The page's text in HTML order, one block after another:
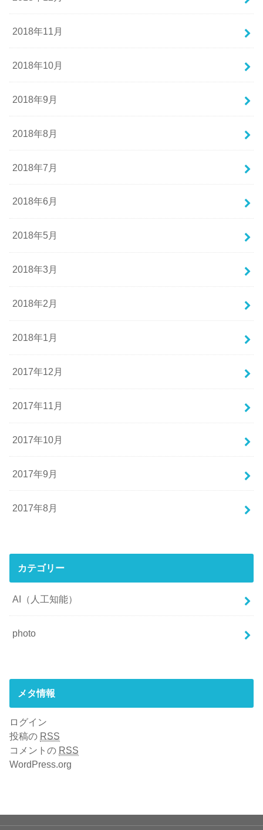
2018年11月
2018年10月
2018年9月
2018年8月
2018年7月
2018年6月
2018年5月
2018年3月
2018年2月
2018年1月
2017年12月
2017年11月
2017年10月
2017年9月
2017年8月
カテゴリー
AI（人工知能）
photo
メタ情報
ログイン
投稿の RSS
コメントの RSS
WordPress.org